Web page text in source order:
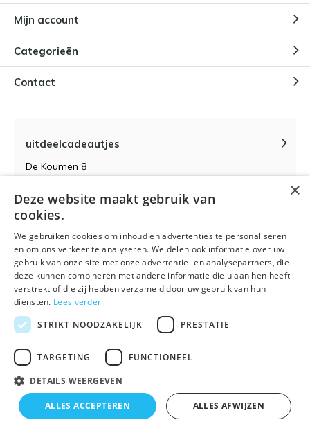
🌴 Wij zijn met vakantie t/m 21 augustus. Bestellen is
Mijn account
Categorieën
Contact
uitdeelcadeautjes
De Koumen 8
KvK-nummer 14087571
BTW-nummer NL 815399145 B01
© 2026 - Powered by
Algemene voorwaarden RSS-feed
×
Deze website maakt gebruik van
cookies.
We gebruiken cookies om inhoud en advertenties te personaliseren
en om ons verkeer te analyseren. We delen ook informatie over uw
gebruik van onze site met onze advertentie- en analysepartners, die
deze kunnen combineren met andere informatie die u aan hen heeft
verstrekt of die zij hebben verzameld door uw gebruik van hun
diensten. Lees verder
STRIKT NOODZAKELIJK
PRESTATIE
TARGETING FUNCTIONEEL
DETAILS WEERGEVEN
ALLES ACCEPTEREN ALLES AFWIJZEN